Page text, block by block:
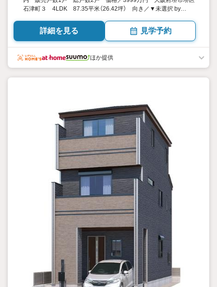
石津町３ 4LDK 87.35平米（26.42坪） 向き／▼未選択 by
詳細を見る 見学予約
ほか提供